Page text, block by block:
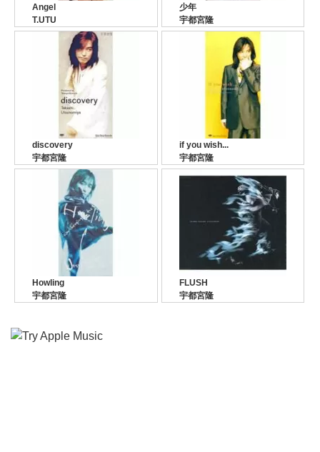
Angel
T.UTU
少年
宇都宮隆
discovery
宇都宮隆
if you wish...
宇都宮隆
Howling
宇都宮隆
FLUSH
宇都宮隆